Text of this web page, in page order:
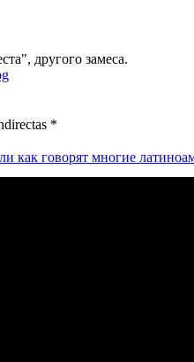
другого замеса.
*
как говорят многие